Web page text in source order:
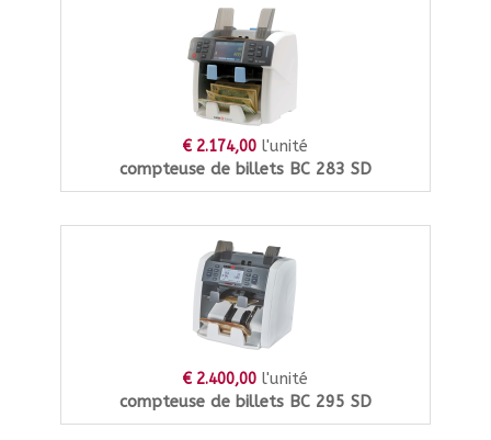
€ 2.174,00 l'unité
compteuse de billets BC 283 SD
€ 2.400,00 l'unité
compteuse de billets BC 295 SD